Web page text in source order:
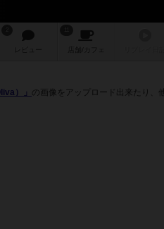
レビュー 店舗/ カフェ
）」 の画像をアップロード出来たり、